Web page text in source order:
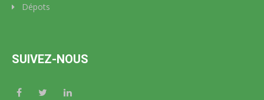
Dépots
SUIVEZ-NOUS